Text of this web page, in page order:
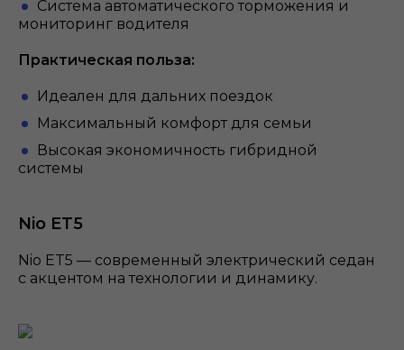
Система автоматического торможения и
мониторинг водителя
Практическая польза:
Идеален для дальних поездок
Максимальный комфорт для семьи
Высокая экономичность гибридной
системы
Nio ET5
Nio ET5 — современный электрический седан
с акцентом на технологии и динамику.